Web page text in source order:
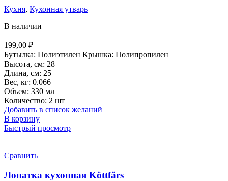
Кухня, Кухонная утварь
В наличии
199,00 ₽
Бутылка: Полиэтилен Крышка: Полипропилен
Высота, см: 28
Длина, см: 25
Вес, кг: 0.066
Объем: 330 мл
Количество: 2 шт
Добавить в список желаний
В корзину
Быстрый просмотр
Сравнить
Лопатка кухонная Köttfärs